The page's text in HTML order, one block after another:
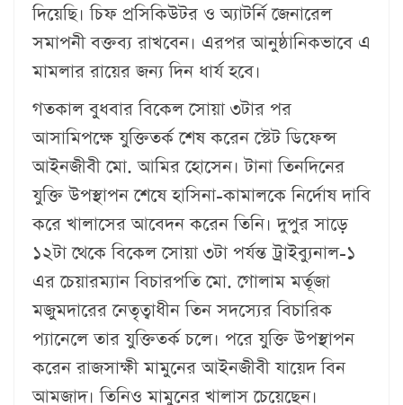
দিয়েছি। চিফ প্রসিকিউটর ও অ্যাটর্নি জেনারেল
সমাপনী বক্তব্য রাখবেন। এরপর আনুষ্ঠানিকভাবে এ
মামলার রায়ের জন্য দিন ধার্য হবে।
গতকাল বুধবার বিকেল সোয়া ৩টার পর
আসামিপক্ষে যুক্তিতর্ক শেষ করেন স্টেট ডিফেন্স
আইনজীবী মো. আমির হোসেন। টানা তিনদিনের
যুক্তি উপস্থাপন শেষে হাসিনা-কামালকে নির্দোষ দাবি
করে খালাসের আবেদন করেন তিনি। দুপুর সাড়ে
১২টা থেকে বিকেল সোয়া ৩টা পর্যন্ত ট্রাইব্যুনাল-১
এর চেয়ারম্যান বিচারপতি মো. গোলাম মর্তূজা
মজুমদারের নেতৃত্বাধীন তিন সদস্যের বিচারিক
প্যানেলে তার যুক্তিতর্ক চলে। পরে যুক্তি উপস্থাপন
করেন রাজসাক্ষী মামুনের আইনজীবী যায়েদ বিন
আমজাদ। তিনিও মামুনের খালাস চেয়েছেন।